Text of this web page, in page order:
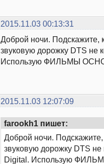
2015.11.03 00:13:31
Доброй ночи. Подскажите,
звуковую дорожку DTS не
Использую ФИЛЬМЫ
2015.11.03 12:07:09
farookh1 пишет:
Доброй ночи.
звуковую дорожку DTS
Digital. Использую